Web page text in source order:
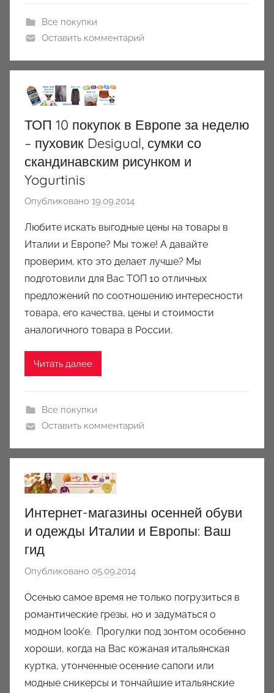
y
Все покупки
Оставить комментарий
ТОП 10 покупок в Европе за неделю
– пуховик Desigual, сумки со
скандинавским рисунком и
Yogurtinis
Опубликовано 19.09.2014
т
о
р
о
м
a
u
y
Любите искать выгодные цены на товары в
Италии и Европе? Мы тоже! А давайте
проверим, кто это делает лучше? Мы
подготовили для Вас ТОП 10 отличных
предложений по соотношению интересности
товара, его качества, цены и стоимости
аналогичного товара в России.
Читать далее
Все покупки
Оставить комментарий
Интернет-магазины осенней обуви
и одежды Италии и Европы: Ваш
гид
Опубликовано 05.09.2014
т
о
р
о
м
a
Осенью самое время не только погрузиться в
романтические грезы, но и задуматься о
модном look’е. Прогулки под зонтом особенно
хороши, когда на Вас кожаная итальянская
куртка, утонченные осенние сапоги или
модные сникерсы и тончайшие итальянские